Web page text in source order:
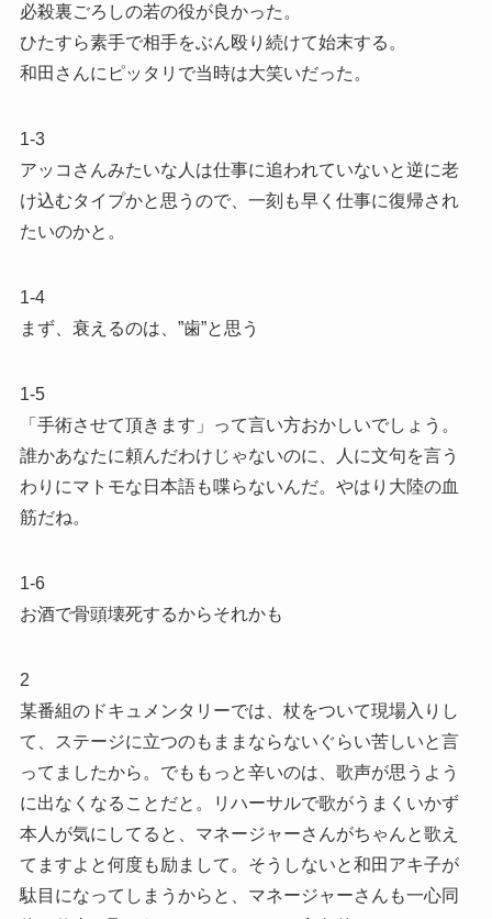
必殺裏ごろしの若の役が良かった。
ひたすら素手で相手をぶん殴り続けて始末する。
和田さんにピッタリで当時は大笑いだった。
1-3
アッコさんみたいな人は仕事に追われていないと逆に老
け込むタイプかと思うので、一刻も早く仕事に復帰され
たいのかと。
1-4
まず、衰えるのは、”歯”と思う
1-5
「手術させて頂きます」って言い方おかしいでしょう。
誰かあなたに頼んだわけじゃないのに、人に文句を言う
わりにマトモな日本語も喋らないんだ。やはり大陸の血
筋だね。
1-6
お酒で骨頭壊死するからそれかも
2
某番組のドキュメンタリーでは、杖をついて現場入りし
て、ステージに立つのもままならないぐらい苦しいと言
ってましたから。でももっと辛いのは、歌声が思うよう
に出なくなることだと。リハーサルで歌がうまくいかず
本人が気にしてると、マネージャーさんがちゃんと歌え
てますよと何度も励まして。そうしないと和田アキ子が
駄目になってしまうからと、マネージャーさんも一心同